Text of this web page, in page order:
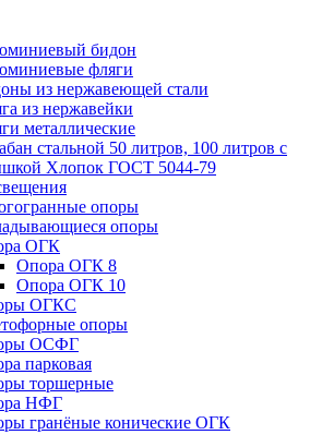
бидон
фляги
из нержавеющей стали
из нержавейки
металлические
стальной 50 литров, 100 литров с
Хлопок ГОСТ 5044-79
опоры
опоры
ОГК
Опора ОГК 8
Опора ОГК 10
ОГКС
опоры
ОСФГ
парковая
торшерные
НФГ
гранёные конические ОГК